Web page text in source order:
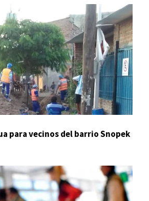
para vecinos del barrio Snopek